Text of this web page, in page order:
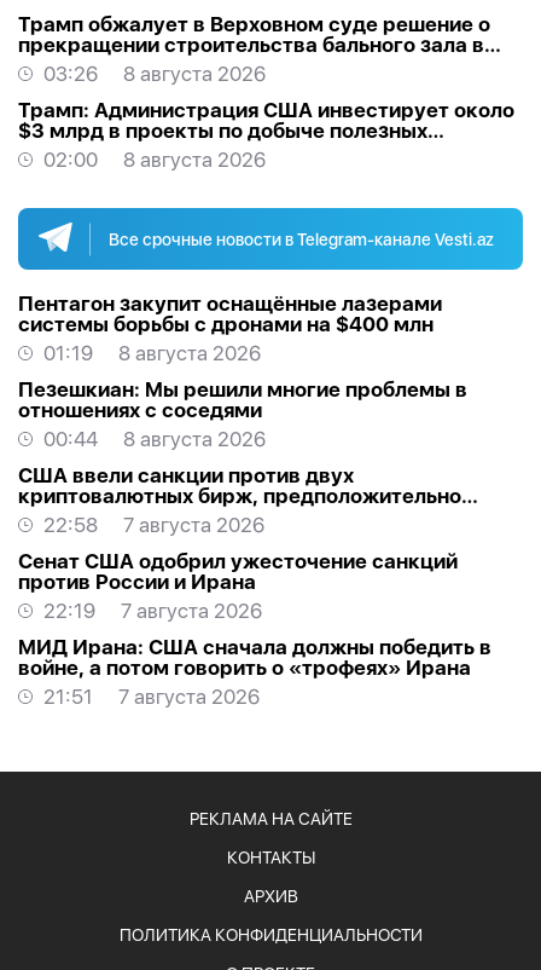
Трамп обжалует в Верховном суде решение о
прекращении строительства бального зала в
Белом доме
03:26
8 августа 2026
Трамп: Администрация США инвестирует около
$3 млрд в проекты по добыче полезных
ископаемых
02:00 8 августа 2026
Все срочные новости в Telegram-канале Vesti.az
Пентагон закупит оснащённые лазерами
системы борьбы с дронами на $400 млн
01:19
8 августа 2026
Пезешкиан: Мы решили многие проблемы в
отношениях с соседями
00:44
8 августа 2026
США ввели санкции против двух
криптовалютных бирж, предположительно
оказывавших финансовую помощь Ирану
22:58
7 августа 2026
Сенат США одобрил ужесточение санкций
против России и Ирана
22:19
7 августа 2026
МИД Ирана: США сначала должны победить в
войне, а потом говорить о «трофеях» Ирана
21:51
7 августа 2026
РЕКЛАМА НА САЙТЕ
КОНТАКТЫ
АРХИВ
ПОЛИТИКА КОНФИДЕНЦИАЛЬНОСТИ